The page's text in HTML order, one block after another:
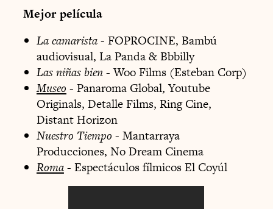
Mejor película
La camarista- FOPROCINE, Bambú
audiovisual, La Panda & Bbbilly
Las niñas bien- Woo Films (Esteban Corp)
Museo - Panaroma Global, Youtube
Originals, Detalle Films, Ring Cine,
Distant Horizon
Nuestro Tiempo - Mantarraya
Producciones, No Dream Cinema
Roma- Espectáculos fílmicos El Coyúl